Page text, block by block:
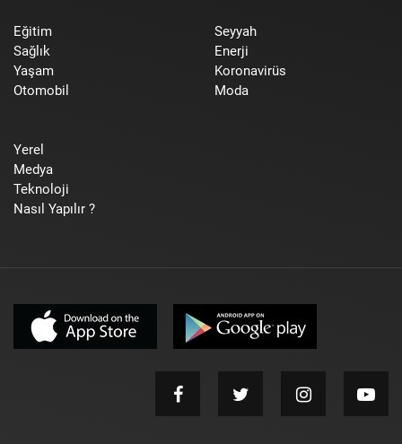
Eğitim
Sağlık
Yaşam
Otomobil
Seyyah
Enerji
Koronavirüs
Moda
Yerel
Medya
Teknoloji
Nasıl Yapılır ?